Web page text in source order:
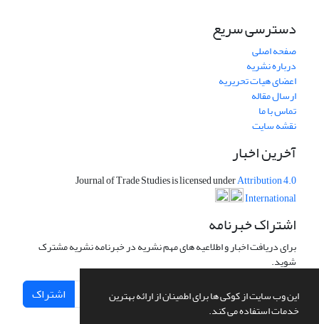
این وب سایت از کوکی ها برای اطمینان از ارائه بهترین
خدمات استفاده می کند.
دسترسی سریع
صفحه اصلی
درباره نشریه
اعضای هیات تحریریه
ارسال مقاله
تماس با ما
نقشه سایت
آخرین اخبار
Journal of Trade Studies is licensed underAttribution 4.0
International
اشتراک خبرنامه
برای دریافت اخبار و اطلاعیه های مهم نشریه در خبرنامه نشریه مشترک
شوید.
اشتراک